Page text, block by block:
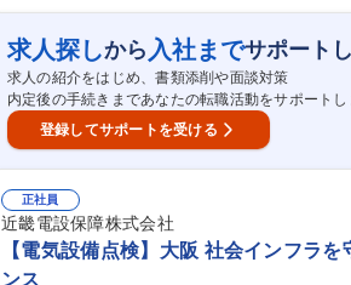
る成長支援・IPO支援に関わっていただけるのも特
（企業価値向上）を近くで支えられるのは、このフェーズならではの
ト(マネージャー)】総合コンサルティングファーム
求人探しから 入社までサポート
求人の紹介をはじめ、書類添削や面談対策
内定後の手続きまであなたの転職活動をサポートし
登録してサポートを受ける
正社員
近畿電設保障株式会社
【電気設備点検】大阪 社会インフラ
ンス